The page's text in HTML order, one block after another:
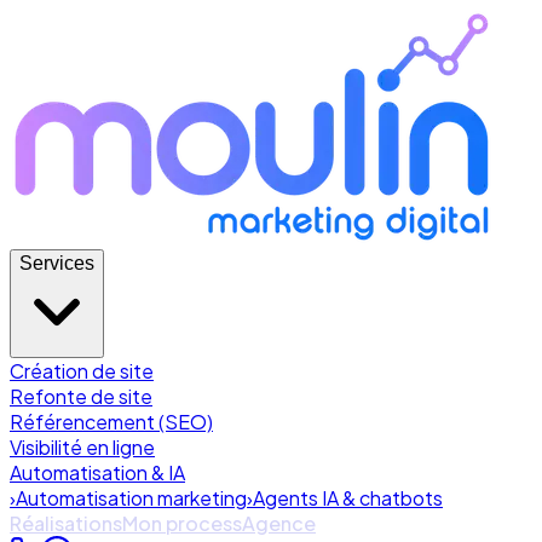
Services
Création de site
Refonte de site
Référencement (SEO)
Visibilité en ligne
Automatisation & IA
›Automatisation marketing›Agents IA & chatbots
RéalisationsMon processAgence